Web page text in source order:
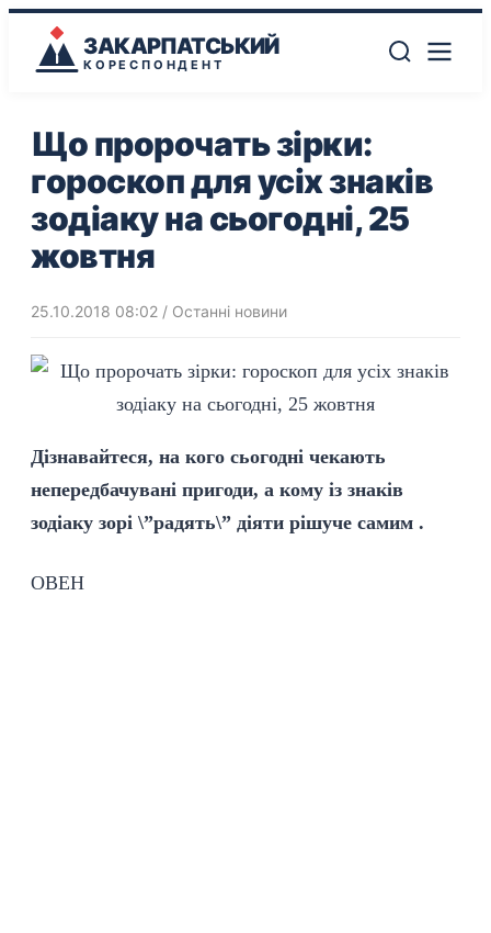
ЗАКАРПАТСЬКИЙ
КОРЕСПОНДЕНТ
Що пророчать зірки:
гороскоп для усіх знаків
зодіаку на сьогодні, 25
жовтня
25.10.2018 08:02 / Останні новини
Дізнавайтеся, на кого сьогодні чекають
непередбачувані пригоди, а кому із знаків
зодіаку зорі \”радять\” діяти рішуче самим .
ОВЕН